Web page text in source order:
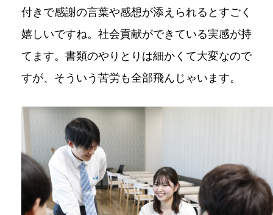
付きで感謝の言葉や感想が添えられるとすごく
嬉しいですね。社会貢献ができている実感が持
てます。書類のやりとりは細かくて大変なので
すが、そういう苦労も全部飛んじゃいます。